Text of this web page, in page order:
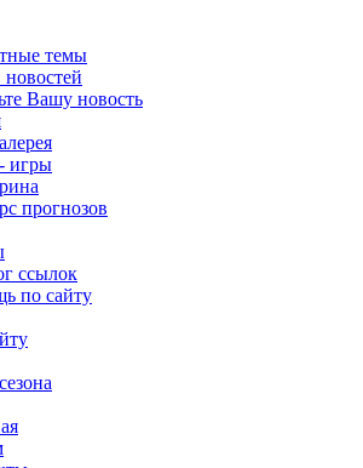
темы
Вашу новость
игры
прогнозов
ссылок
по сайту